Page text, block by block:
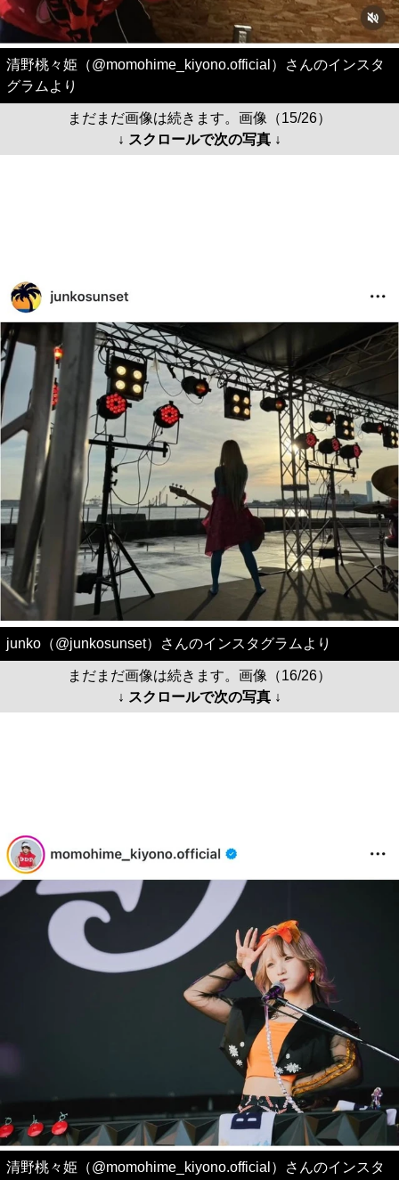
清野桃々姫（@momohime_kiyono.official）さんのインスタ
グラムより
まだまだ画像は続きます。画像（15/26）
↓ スクロールで次の写真 ↓
junko（@junkosunset）さんのインスタグラムより
まだまだ画像は続きます。画像（16/26）
↓ スクロールで次の写真 ↓
清野桃々姫（@momohime_kiyono.official）さんのインスタ